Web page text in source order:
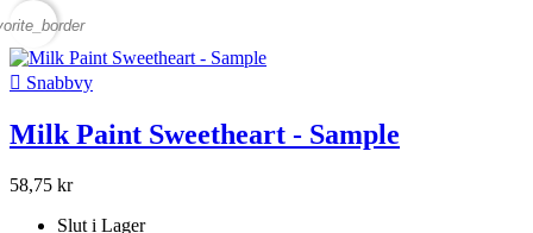
 Snabbvy
Milk Paint Sweetheart - Sample
58,75 kr
Slut i Lager